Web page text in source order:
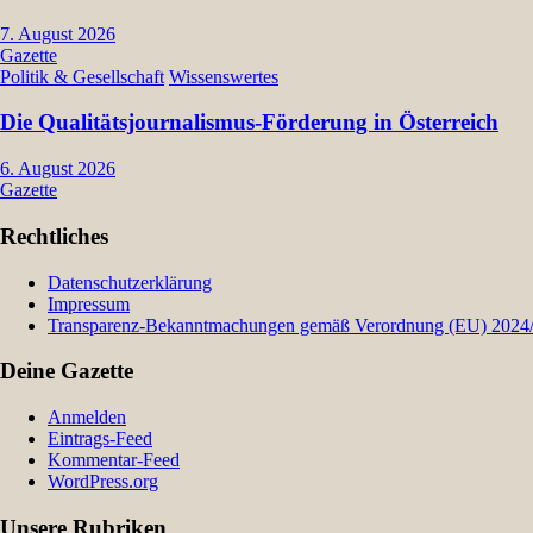
7. August 2026
Gazette
Politik & Gesellschaft Wissenswertes
Die Qualitätsjournalismus-Förderung in Österreich
6. August 2026
Gazette
Rechtliches
Datenschutzerklärung
Impressum
Transparenz-Bekanntmachungen gemäß Verordnung (EU)
Deine Gazette
Anmelden
Eintrags-Feed
Kommentar-Feed
WordPress.org
Unsere Rubriken